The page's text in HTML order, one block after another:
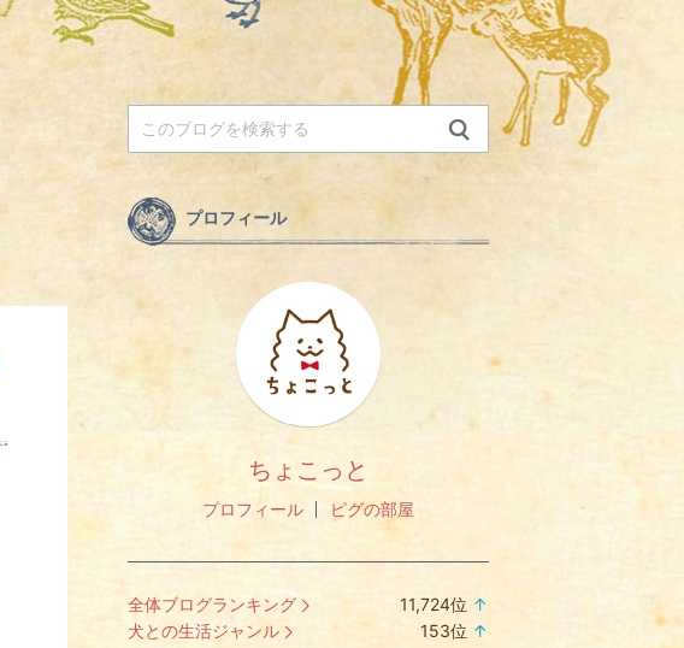
プロフィール
ちょこっと
プロフィール ピグの部屋
全体ブログランキング 11,724位 ↑
犬との生活ジャンル 153位 ↑